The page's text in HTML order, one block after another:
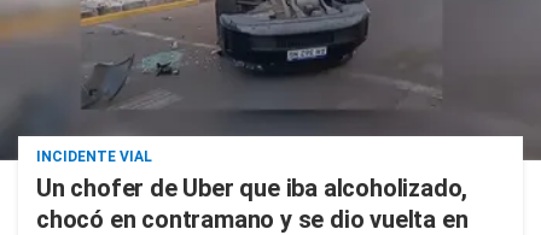
INCIDENTE VIAL
Un chofer de Uber que iba alcoholizado,
chocó en contramano y se dio vuelta en